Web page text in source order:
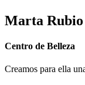
Marta Rubio
Centro de Belleza
Creamos para ella